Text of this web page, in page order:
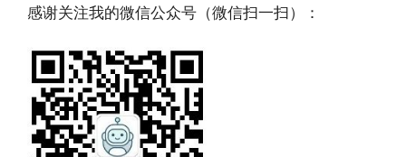
感谢关注我的微信公众号（微信扫一扫）：